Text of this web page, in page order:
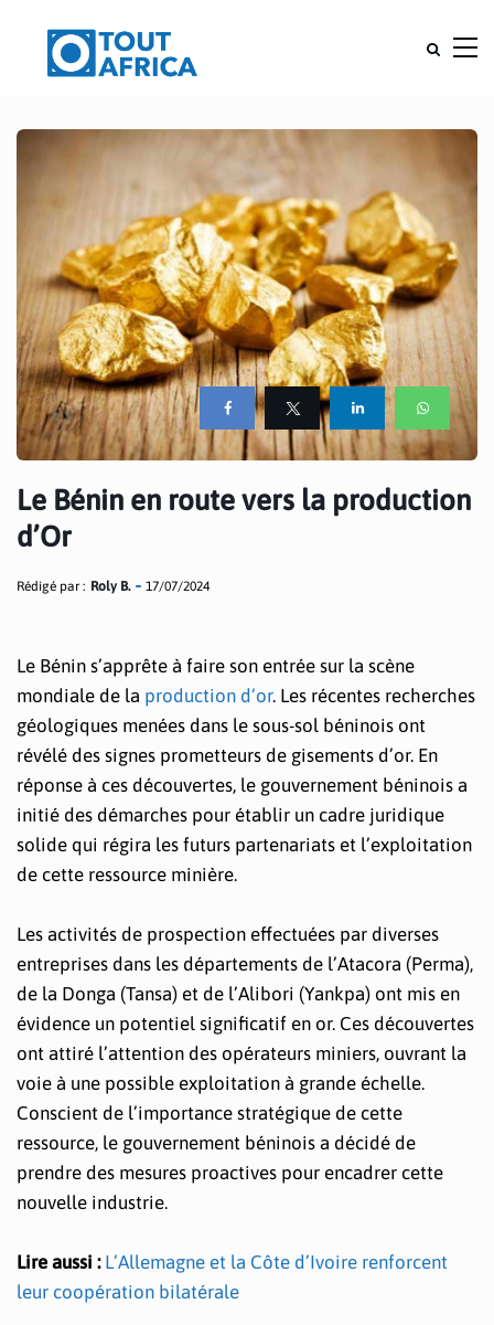
Le Bénin en route vers la production
d’Or
Rédigé par : Roly B. 17/07/2024
Le Bénin s’apprête à faire son entrée sur la scène
mondiale de la production d’or. Les récentes recherches
géologiques menées dans le sous-sol béninois ont
révélé des signes prometteurs de gisements d’or. En
réponse à ces découvertes, le gouvernement béninois a
initié des démarches pour établir un cadre juridique
solide qui régira les futurs partenariats et l’exploitation
de cette ressource minière.
Les activités de prospection effectuées par diverses
entreprises dans les départements de l’Atacora (Perma),
de la Donga (Tansa) et de l’Alibori (Yankpa) ont mis en
évidence un potentiel significatif en or. Ces découvertes
ont attiré l’attention des opérateurs miniers, ouvrant la
voie à une possible exploitation à grande échelle.
Conscient de l’importance stratégique de cette
ressource, le gouvernement béninois a décidé de
prendre des mesures proactives pour encadrer cette
nouvelle industrie.
Lire aussi : L’Allemagne et la Côte d’Ivoire renforcent
leur coopération bilatérale